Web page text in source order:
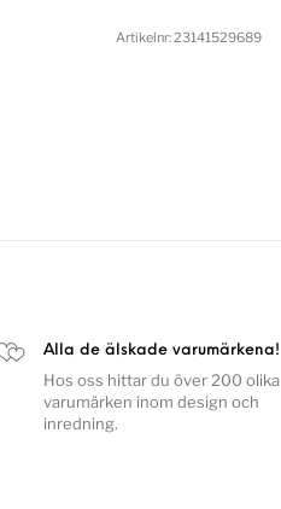
Artikelnr:23141529689
Alla de älskade varumärkena!
Hos oss hittar du över 200 olika
varumärken inom design och
inredning.